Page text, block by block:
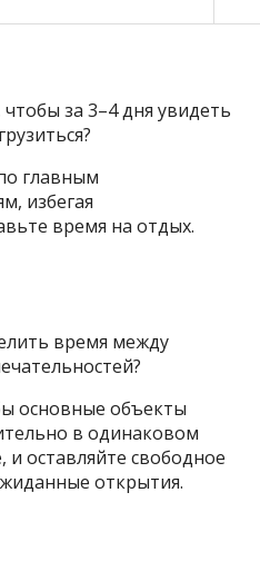
за 3–4 дня увидеть
главным
избегая
время на отдых.
время между
основные объекты
в одинаковом
оставляйте свободное
открытия.